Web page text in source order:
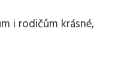
i rodičům krásné,